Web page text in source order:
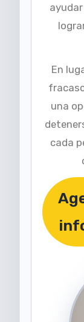
En
una
cada